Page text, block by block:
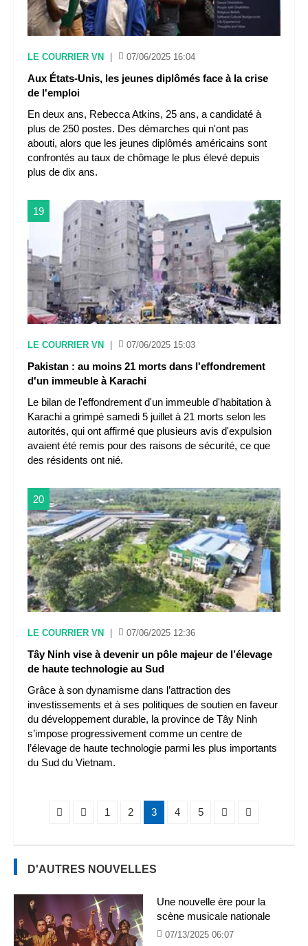
LE COURRIER VN 07/06/2025 16:04
Aux États-Unis, les jeunes diplômés face à la crise
de l'emploi
En deux ans, Rebecca Atkins, 25 ans, a candidaté à
plus de 250 postes. Des démarches qui n'ont pas
abouti, alors que les jeunes diplômés américains sont
confrontés au taux de chômage le plus élevé depuis
plus de dix ans.
19
LE COURRIER VN 07/06/2025 15:03
Pakistan : au moins 21 morts dans l'effondrement
d'un immeuble à Karachi
Le bilan de l'effondrement d'un immeuble d'habitation à
Karachi a grimpé samedi 5 juillet à 21 morts selon les
autorités, qui ont affirmé que plusieurs avis d'expulsion
avaient été remis pour des raisons de sécurité, ce que
des résidents ont nié.
20
LE COURRIER VN 07/06/2025 12:36
Tây Ninh vise à devenir un pôle majeur de l’élevage
de haute technologie au Sud
Grâce à son dynamisme dans l’attraction des
investissements et à ses politiques de soutien en faveur
du développement durable, la province de Tây Ninh
s’impose progressivement comme un centre de
l’élevage de haute technologie parmi les plus importants
du Sud du Vietnam.
1 2 3 4 5
D'AUTRES NOUVELLES
Une nouvelle ère pour la
scène musicale nationale
07/13/2025 06:07